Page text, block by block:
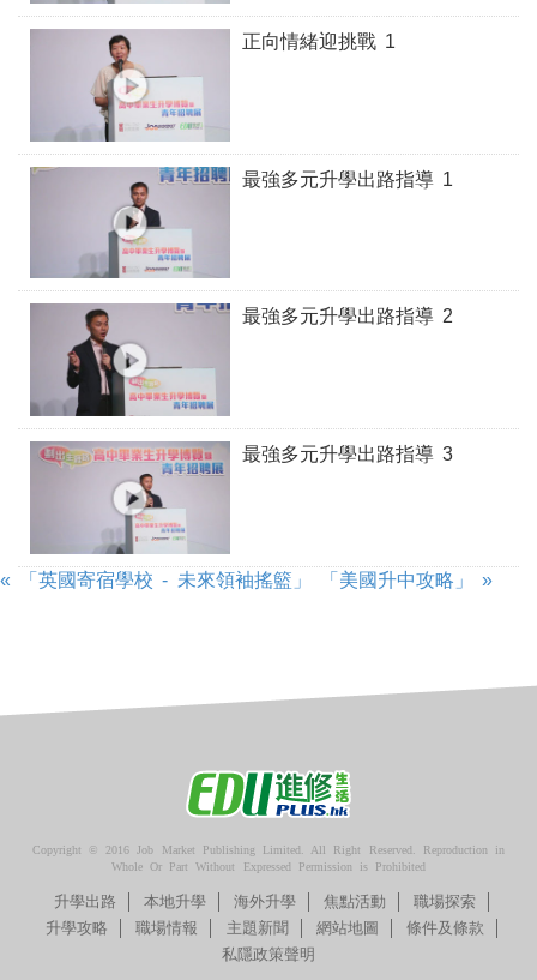
正向情緒迎挑戰 1
最強多元升學出路指導 1
最強多元升學出路指導 2
最強多元升學出路指導 3
« 「英國寄宿學校 - 未來領袖搖籃」 「美國升中攻略」 »
Copyright © 2016 Job Market Publishing Limited. All Right Reserved. Reproduction in
Whole Or Part Without Expressed Permission is Prohibited
升學出路 本地升學 海外升學 焦點活動
職場探索
升學攻略
職場情報 主題新聞 網站地圖
條件及條款
私隱政策聲明